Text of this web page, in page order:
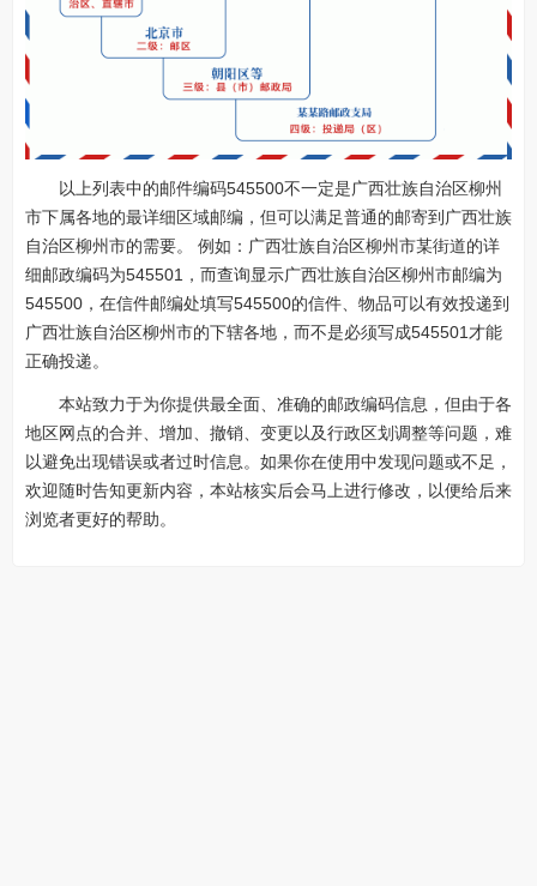
以上列表中的邮件编码545500不一定是广西壮族自治区柳州
市下属各地的最详细区域邮编，但可以满足普通的邮寄到广西壮族
自治区柳州市的需要。 例如：广西壮族自治区柳州市某街道的详
细邮政编码为545501，而查询显示广西壮族自治区柳州市邮编为
545500，在信件邮编处填写545500的信件、物品可以有效投递到
广西壮族自治区柳州市的下辖各地，而不是必须写成545501才能
正确投递。
本站致力于为你提供最全面、准确的邮政编码信息，但由于各
地区网点的合并、增加、撤销、变更以及行政区划调整等问题，难
以避免出现错误或者过时信息。如果你在使用中发现问题或不足，
欢迎随时告知更新内容，本站核实后会马上进行修改，以便给后来
浏览者更好的帮助。